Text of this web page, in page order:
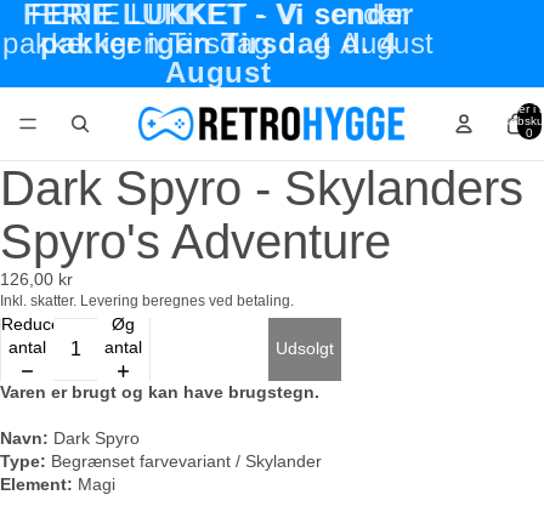
FERIE LUKKET - Vi sender
pakker igen Tirsdag d. 4
August
FERIE LUKKET - Vi sender
pakker igen Tirsdag d. 4 August
Varer i
0
Dark Spyro - Skylanders
Spyro's Adventure
126,00 kr
Inkl. skatter. Levering beregnes ved betaling.
Reducer
antal
Øg
antal
Udsolgt
Varen er brugt og kan have brugstegn.
Navn: Dark Spyro
Type: Begrænset farvevariant / Skylander
Element: Magi